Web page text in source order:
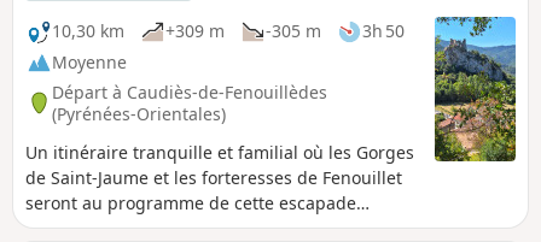
10,30 km
+309 m -305 m
3h 50
Moyenne
Départ à Caudiès-de-Fenouillèdes
(Pyrénées-Orientales)
Un itinéraire tranquille et familial où les Gorges
de Saint-Jaume et les forteresses de Fenouillet
seront au programme de cette escapade
patrimoniale.